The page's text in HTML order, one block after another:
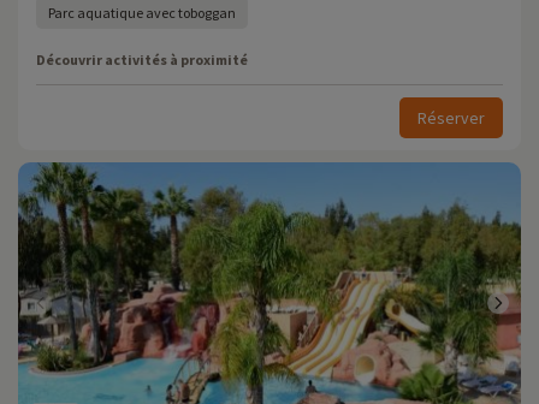
Parc aquatique avec toboggan
Découvrir activités à proximité
Réserver